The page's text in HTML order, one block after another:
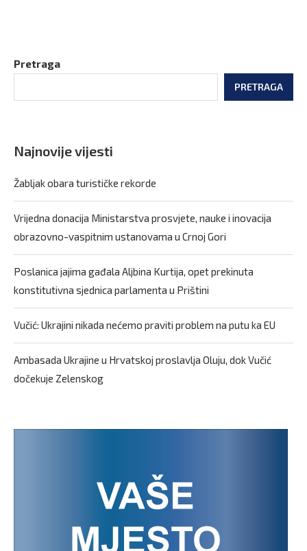
Pretraga
PRETRAGA
Najnovije vijesti
Žabljak obara turističke rekorde
Vrijedna donacija Ministarstva prosvjete, nauke i inovacija
obrazovno-vaspitnim ustanovama u Crnoj Gori
Poslanica jajima gađala Aljbina Kurtija, opet prekinuta
konstitutivna sjednica parlamenta u Prištini
Vučić: Ukrajini nikada nećemo praviti problem na putu ka EU
Ambasada Ukrajine u Hrvatskoj proslavlja Oluju, dok Vučić
dočekuje Zelenskog